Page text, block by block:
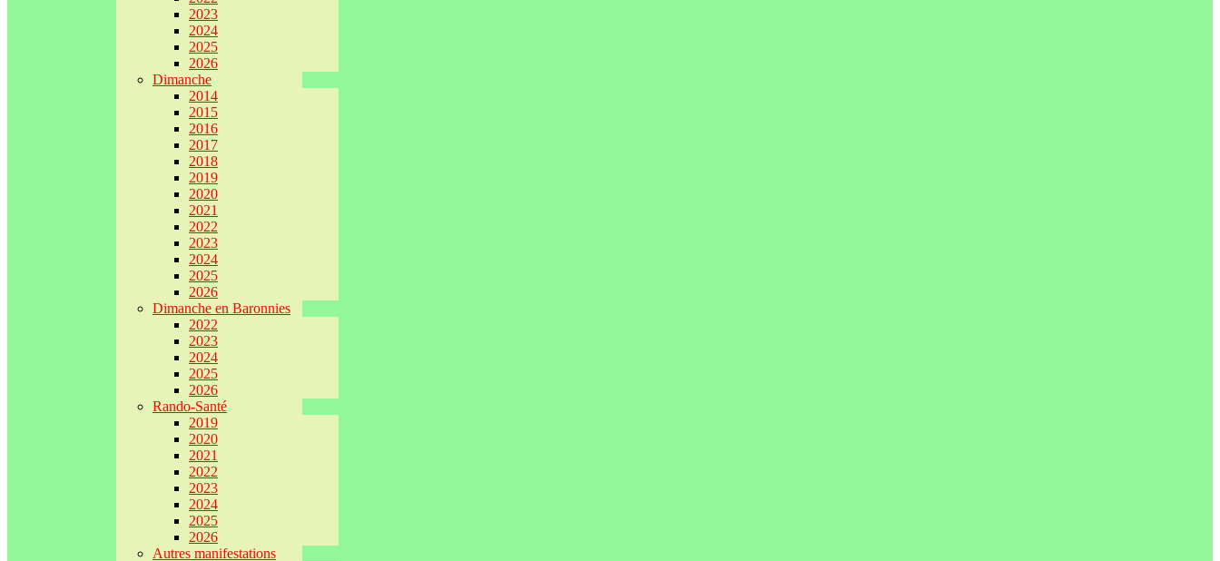
2023
2024
2025
2026
Dimanche
2014
2015
2016
2017
2018
2019
2020
2021
2022
2023
2024
2025
2026
Dimanche en Baronnies
2022
2023
2024
2025
2026
Rando-Santé
2019
2020
2021
2022
2023
2024
2025
2026
Autres manifestations